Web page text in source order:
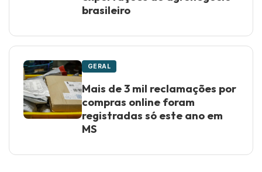
brasileiro
GERAL
Mais de 3 mil reclamações por
compras online foram
registradas só este ano em
MS